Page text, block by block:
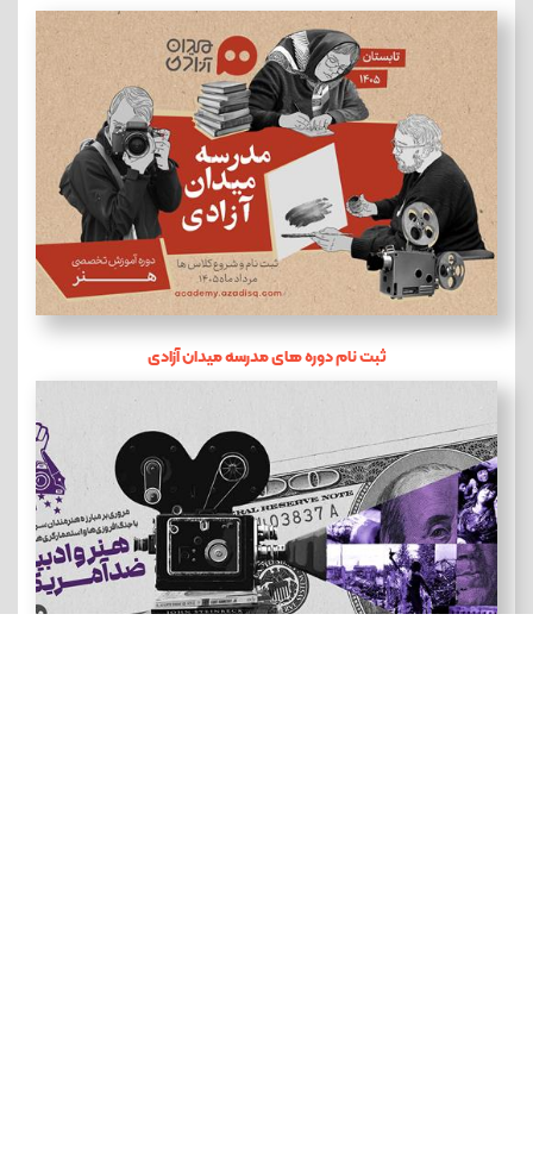
ثبت نام دوره های مدرسه میدان آزادی